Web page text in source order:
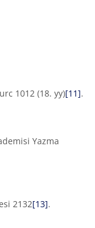
1012 (18. yy)[11].
Yazma
2132[13].